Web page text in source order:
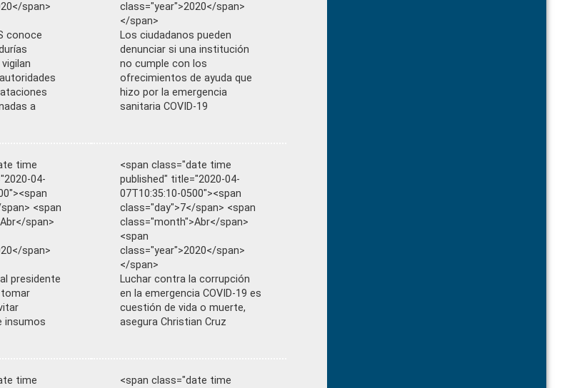
span>
conoce
a
class="year">2020</span>
</span>
Los ciudadanos pueden
denunciar si una institución
no cumple con los
ofrecimientos de ayuda que
hizo por la emergencia
sanitaria COVID-19
time
04-
<span
span>
span>
presidente
tomar
insumos
<span class="date time
published" title="2020-04-
07T10:35:10-0500"><span
class="day">7</span> <span
class="month">Abr</span>
<span
class="year">2020</span>
</span>
Luchar contra la corrupción
en la emergencia COVID-19 es
cuestión de vida o muerte,
asegura Christian Cruz
time
<span class="date time